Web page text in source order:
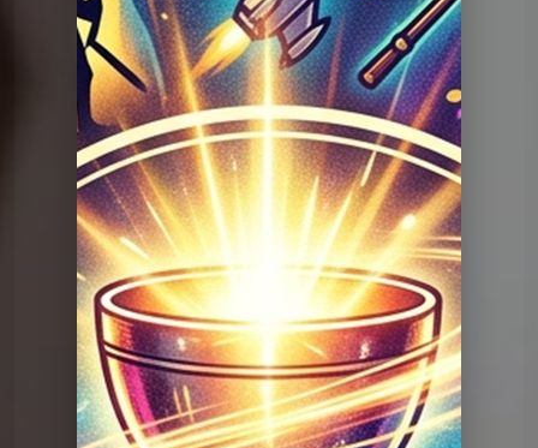
Question Graal Graal V2 - 17 Série TV
Question Graal Graal V2 - 99 musique
Question Graal Graal V2 - 98 musique
Question Graal Graal V2 - 97 musique
Question Graal Graal V2 - 96 musique